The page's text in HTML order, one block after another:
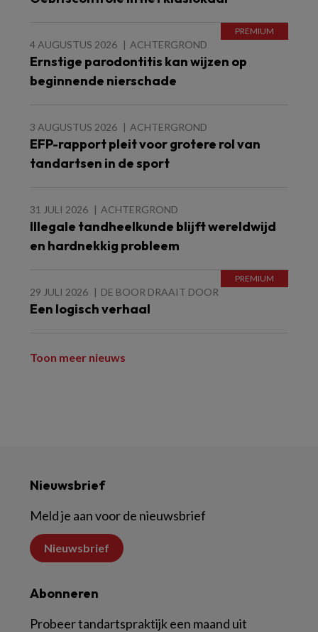
4 AUGUSTUS 2026 ACHTERGROND
Ernstige parodontitis kan wijzen op
beginnende nierschade
3 AUGUSTUS 2026 ACHTERGROND
EFP-rapport pleit voor grotere rol van
tandartsen in de sport
31 JULI 2026 ACHTERGROND
Illegale tandheelkunde blijft wereldwijd
en hardnekkig probleem
29 JULI 2026 DE BOOR DRAAIT DOOR
Een logisch verhaal
Toon meer nieuws
Nieuwsbrief
Meld je aan voor de nieuwsbrief
Nieuwsbrief
Abonneren
Probeer tandartspraktijk een maand uit